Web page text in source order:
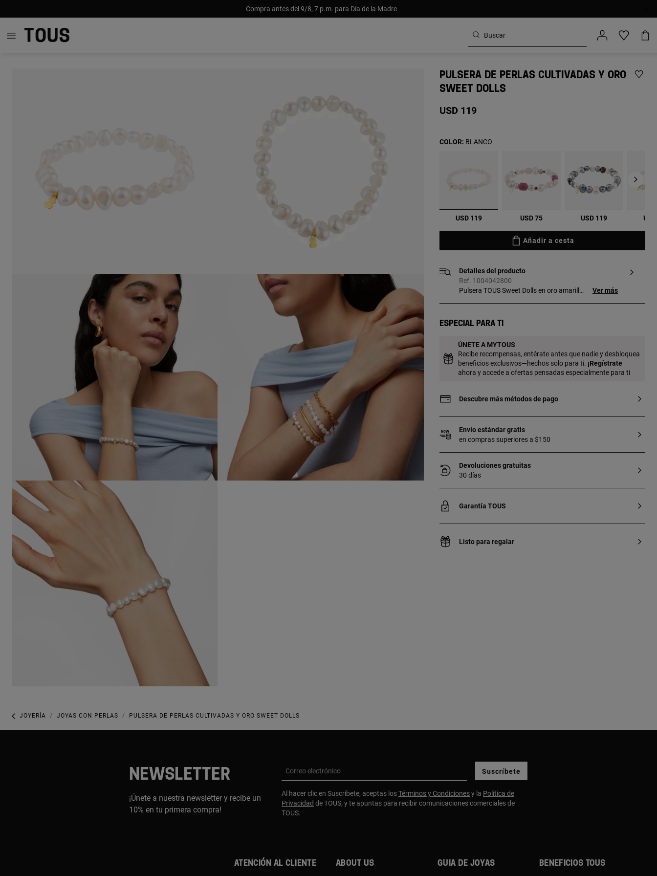
Compra antes del 9/8, 7 p.m. para Día de la Madre
PULSERA DE PERLAS CULTIVADAS Y ORO
SWEET DOLLS
USD 119
seleccionado
USD 119 USD 75 USD 119
COLOR: BLANCO
Añadir a cesta
Detalles del producto
Ref. 1004042800
Pulsera TOUS Sweet Dolls en oro amarillo
Ver más
Especial para ti
ÚNETE A MYTOUS
Recibe recompensas, entérate antes que nadie y desbloquea
beneficios exclusivos—hechos solo para ti. ¡Regístrate
ahora y accede a ofertas pensadas especialmente para ti
Descubre más métodos de pago
Envío estándar gratis
en compras superiores a $150
Devoluciones gratuitas
30 días
Garantía TOUS
Listo para regalar
JOYERÍA JOYAS CON PERLAS PULSERA DE PERLAS CULTIVADAS Y ORO SWEET DOLLS
NEWSLETTER
¡Únete a nuestra newsletter y recibe un
10% en tu primera compra!
Correo electrónico Suscríbete
Al hacer clic en Suscríbete, aceptas losTérminos y Condicionesy la Política de
Privacidad de TOUS, y te apuntas para recibir comunicaciones comerciales de
TOUS.
Atención al cliente About us Guia de joyas Beneficios TOUS